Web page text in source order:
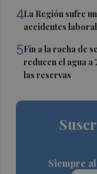
4La Región sufre
accidentes
5Fin a la racha de
reducen el agua a
las reservas
Siempre